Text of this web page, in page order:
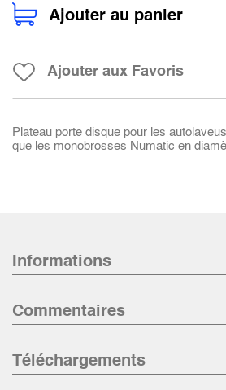
Ajouter au panier
Ajouter aux Favoris
Plateau porte disque pour les
que les monobrosses Numatic en
Informations
Commentaires
Téléchargements